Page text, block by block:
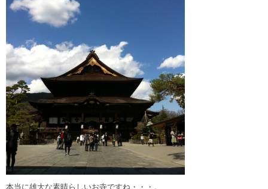
本当に雄大な素晴らしいお寺ですね・・・。